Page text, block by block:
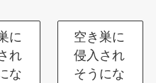
に
れ
な
空き巣に
侵入され
そうにな